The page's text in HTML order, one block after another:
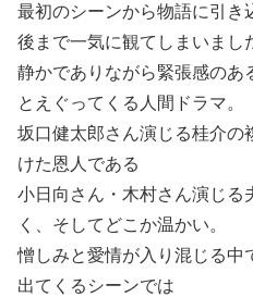
最初のシーンから物語に引き
後まで一気に観てしまいまし
静かでありながら緊張感のあ
とえぐってくる人間ドラマ。
坂口健太郎さん演じる桂介の
けた恩人である
小日向さん・木村さん演じる
く、そしてどこか温かい。
憎しみと愛情が入り混じる中
出てくるシーンでは